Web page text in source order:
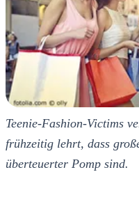
Teenie-Fashion-Victims
frühzeitig lehrt, dass
überteuerter Pomp sind.